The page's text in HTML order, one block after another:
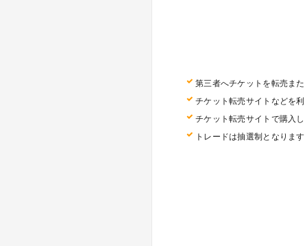
第三者へチケットを転売ま
チケット転売サイトなどを
チケット転売サイトで購入
トレードは抽選制となりま